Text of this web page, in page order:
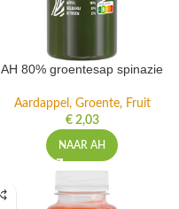
AH 80% groentesap spinazie
Aardappel, Groente, Fruit
€2,03
NAAR AH